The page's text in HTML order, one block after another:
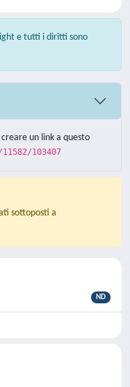
e tutti i diritti sono
un link a questo
103407
sottoposti a
ND